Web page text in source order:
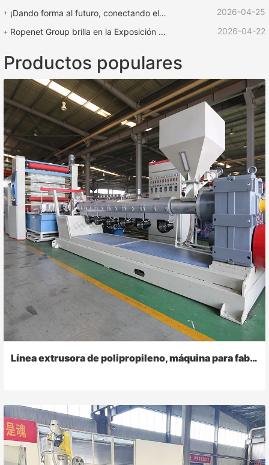
¡Dando forma al futuro, conectando el mundo! | ¡La feria internacional de plásticos y caucho ROPENET 2026 llega a su fin!
2026-04-25
Ropenet Group brilla en la Exposición Internacional de Caucho y Plástico de Shanghái y regresa cargado de oportunidades para expandir su negocio global.
2026-04-22
Productos populares
Línea extrusora de polipropileno, máquina para fabricar rafia de cuerda